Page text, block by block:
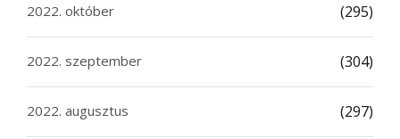
2022. október (295)
2022. szeptember (304)
2022. augusztus (297)